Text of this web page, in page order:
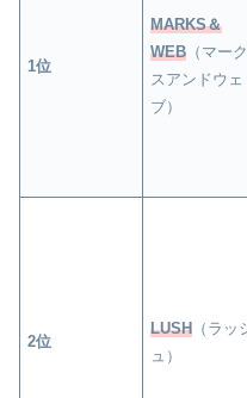
1位
MARKS＆
WEB （マーク
スアンドウェ
ブ）
2位
LUSH （ラッ
ュ）